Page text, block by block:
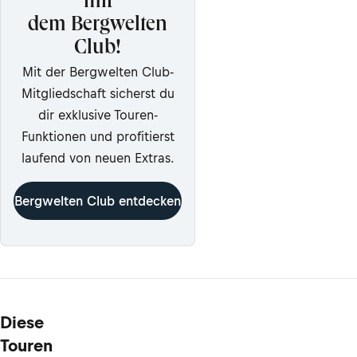
dem Bergwelten
Club!
Mit der Bergwelten Club-
Mitgliedschaft sicherst du
dir exklusive Touren-
Funktionen und profitierst
laufend von neuen Extras.
Bergwelten Club entdecken
Diese
Touren